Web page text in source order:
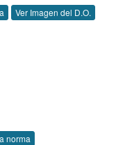
Ver Imagen del D.O.
norma